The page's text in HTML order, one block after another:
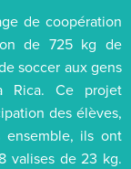
de coopération
de 725 kg de
soccer aux gens
Rica. Ce projet
des élèves,
ensemble, ils ont
valises de 23 kg.